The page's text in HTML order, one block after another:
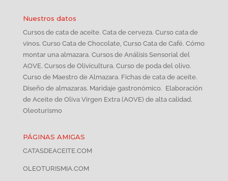
Nuestros datos
Cursos de cata de aceite. Cata de cerveza. Curso cata de
vinos. Curso Cata de Chocolate, Curso Cata de Café. Cómo
montar una almazara. Cursos de Análisis Sensorial del
AOVE. Cursos de Olivicultura. Curso de poda del olivo.
Curso de Maestro de Almazara. Fichas de cata de aceite.
Diseño de almazaras. Maridaje gastronómico. Elaboración
de Aceite de Oliva Virgen Extra (AOVE) de alta calidad.
Oleoturismo
PÁGINAS AMIGAS
CATASDEACEITE.COM
OLEOTURISMIA.COM